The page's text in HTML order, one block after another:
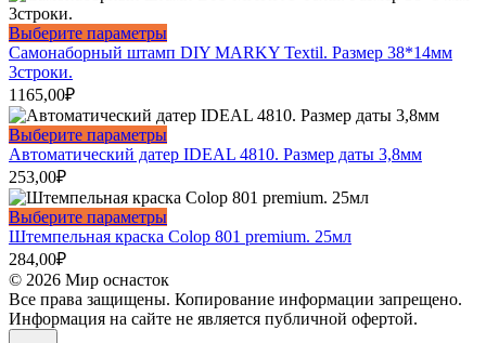
можно
выбрать
на
товара.
Выберите параметрыЭтот
товар
вариаций.
Опции
можно
выбрать
странице
товара.
Самонаборный штамп DIY MARKY Textil. Размер 38*14мм
3строки.
1165,00₽
Выберите параметрыЭтот
товар
несколько
вариаций.
Опции
можно
на
странице
товара.
Автоматический датер IDEAL 4810. Размер даты 3,8мм
253,00₽
Выберите параметрыЭтот
товар
несколько
вариаций.
Опции
Штемпельная краска Colop 801 premium. 25мл
284,00₽
© 2026 Мир оснасток
Все права защищены. Копирование информации запрещено.
Информация на сайте не является публичной офертой.